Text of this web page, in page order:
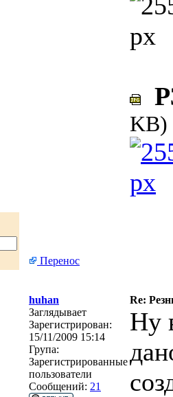
KB)
Перенос
huhan
Re:
Заглядывает
Зарегистрирован:
15/11/2009 15:14
Група:
Зарегистрированные
пользователи
Сообщений: 21
Ну